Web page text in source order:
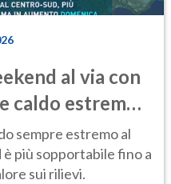
al via con
caldo estremo
sempre estremo al
più sopportabile fino a
sui rilievi.